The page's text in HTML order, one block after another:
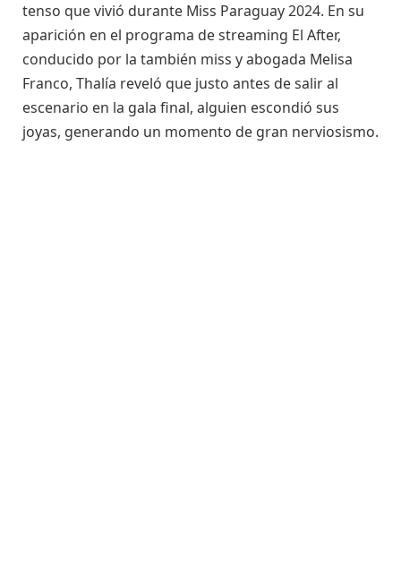
tenso que vivió durante Miss Paraguay 2024. En su
aparición en el programa de streaming El After,
conducido por la también miss y abogada Melisa
Franco, Thalía reveló que justo antes de salir al
escenario en la gala final, alguien escondió sus
joyas, generando un momento de gran nerviosismo.